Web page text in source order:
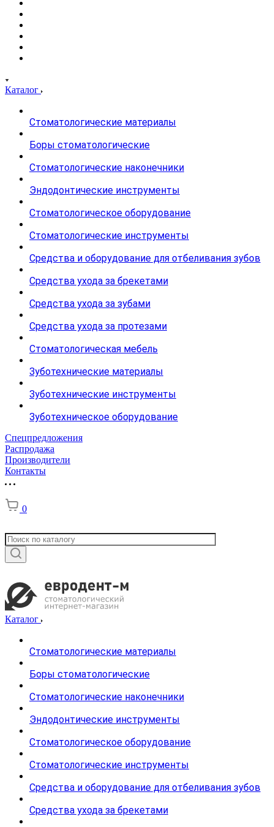
Каталог
Стоматологические материалы
Боры стоматологические
Стоматологические наконечники
Эндодонтические инструменты
Стоматологическое оборудование
Стоматологические инструменты
Средства и оборудование для отбеливания зубов
Средства ухода за брекетами
Средства ухода за зубами
Средства ухода за протезами
Стоматологическая мебель
Зуботехнические материалы
Зуботехнические инструменты
Зуботехническое оборудование
Спецпредложения
Распродажа
Производители
Контакты
0
Каталог
Стоматологические материалы
Боры стоматологические
Стоматологические наконечники
Эндодонтические инструменты
Стоматологическое оборудование
Стоматологические инструменты
Средства и оборудование для отбеливания зубов
Средства ухода за брекетами